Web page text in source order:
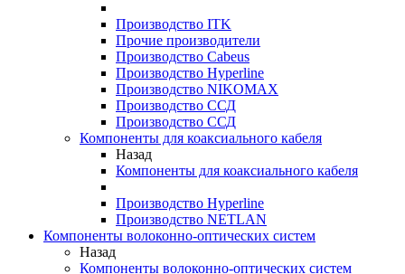
Производство ITK
Прочие производители
Производство Cabeus
Производство Hyperline
Производство NIKOMAX
Производство ССД
Производство ССД
Компоненты для коаксиального кабеля
Назад
Компоненты для коаксиального кабеля
Производство Hyperline
Производство NETLAN
Компоненты волоконно-оптических систем
Назад
Компоненты волоконно-оптических систем